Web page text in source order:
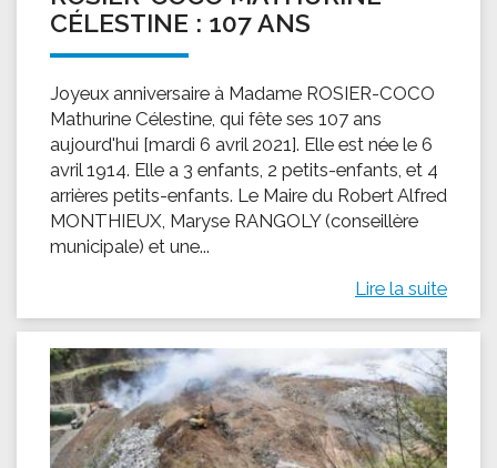
CÉLESTINE : 107 ANS
Joyeux anniversaire à Madame ROSIER-COCO
Mathurine Célestine, qui fête ses 107 ans
aujourd'hui [mardi 6 avril 2021]. Elle est née le 6
avril 1914. Elle a 3 enfants, 2 petits-enfants, et 4
arrières petits-enfants. Le Maire du Robert Alfred
MONTHIEUX, Maryse RANGOLY (conseillère
municipale) et une...
Lire la suite